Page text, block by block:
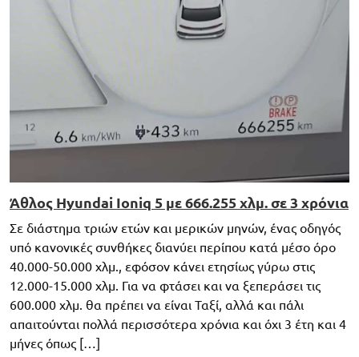
Άθλος Hyundai Ioniq 5 με 666.255 χλμ. σε 3 χρόνια
Σε διάστημα τριών ετών και μερικών μηνών, ένας οδηγός
υπό κανονικές συνθήκες διανύει περίπου κατά μέσο όρο
40.000-50.000 χλμ., εφόσον κάνει ετησίως γύρω στις
12.000-15.000 χλμ. Για να φτάσει και να ξεπεράσει τις
600.000 χλμ. θα πρέπει να είναι Ταξί, αλλά και πάλι
απαιτούνται πολλά περισσότερα χρόνια και όχι 3 έτη και 4
μήνες όπως […]